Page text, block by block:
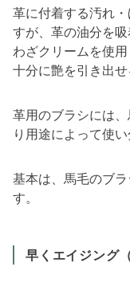
革に付着する汚れ
すが、革の油分を
わざクリームを使
十分に艶を引き出せ
革用のブラシには
り用途によって使い
基本は、馬毛のブ
す。
早くエイジング